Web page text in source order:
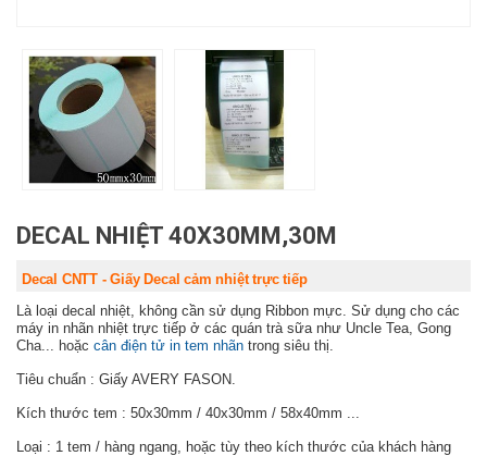
DECAL NHIỆT 40X30MM,30M
Decal CNTT - Giấy Decal cảm nhiệt trực tiếp
Là loại decal nhiệt, không cần sử dụng Ribbon mực. Sử dụng cho các
máy in nhãn nhiệt trực tiếp ở các quán trà sữa như Uncle Tea, Gong
Cha... hoặc cân điện tử in tem nhãn trong siêu thị.
Tiêu chuẩn : Giấy AVERY FASON.
Kích thước tem : 50x30mm / 40x30mm / 58x40mm ...
Loại : 1 tem / hàng ngang, hoặc tùy theo kích thước của khách hàng